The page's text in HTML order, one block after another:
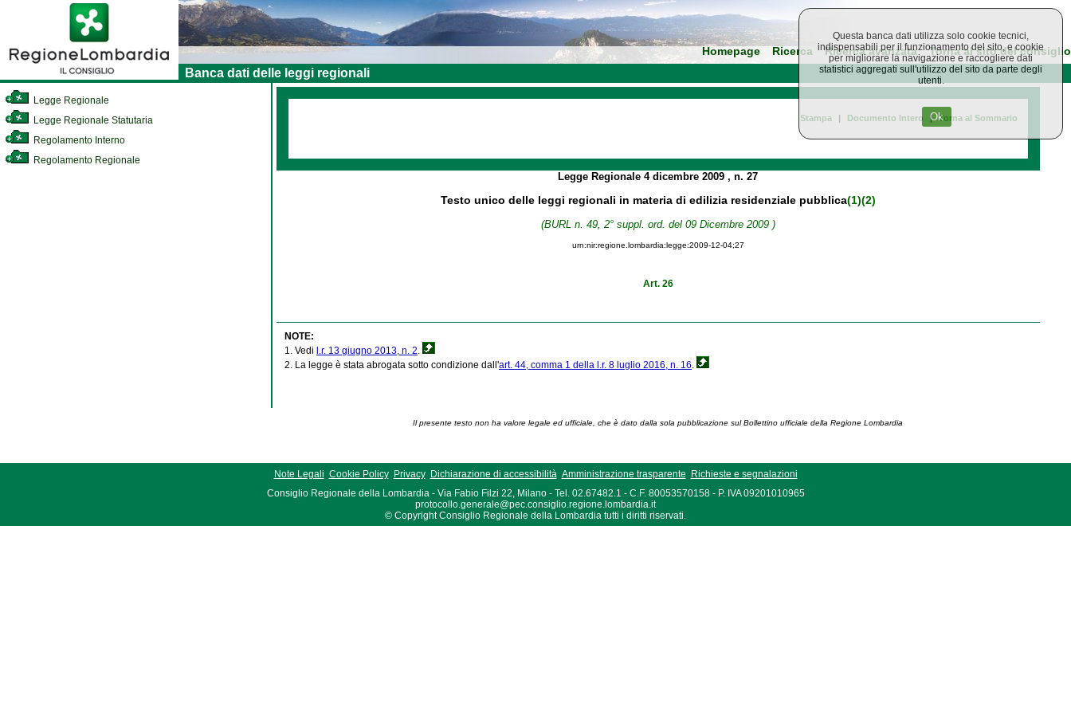
Homepage Ricerca Ricerca avanzata Torna al sito del consiglio
Banca dati delle leggi regionali
Legge Regionale
Legge Regionale Statutaria
Regolamento Interno
Regolamento Regionale
Stampa | Documento Intero | Torna al Sommario
Legge Regionale4 dicembre 2009, n. 27
Testo unico delle leggi regionali in materia di edilizia residenziale pubblica(1)(2)
(BURL n. 49, 2° suppl. ord. del 09 Dicembre 2009 )
urn:nir:regione.lombardia:legge:2009-12-04;27
Art. 26
NOTE:
1. Vedi l.r. 13 giugno 2013, n. 2.
2. La legge è stata abrogata sotto condizione dall'art. 44, comma 1 della l.r. 8 luglio 2016, n. 16.
Il presente testo non ha valore legale ed ufficiale, che è dato dalla sola pubblicazione sul Bollettino ufficiale della Regione Lombardia
Note Legali Cookie Policy Privacy Dichiarazione di accessibilità Amministrazione trasparente
Richieste e segnalazioni
Consiglio Regionale della Lombardia - Via Fabio Filzi 22, Milano - Tel. 02.67482.1 - C.F. 80053570158 - P. IVA 09201010965
protocollo.generale@pec.consiglio.regione.lombardia.it
© Copyright Consiglio Regionale della Lombardia tutti i diritti riservati.
Questa banca dati utilizza solo cookie tecnici,
indispensabili per il funzionamento del sito, e cookie
per migliorare la navigazione e raccogliere dati
statistici aggregati sull'utilizzo del sito da parte degli
utenti.
Ok